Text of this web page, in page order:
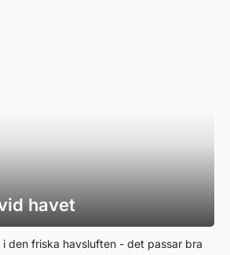
havet
den friska havsluften - det passar bra